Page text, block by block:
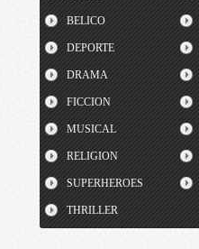
BELICO
DEPORTE
DRAMA
FICCION
MUSICAL
RELIGION
SUPERHEROES
THRILLER